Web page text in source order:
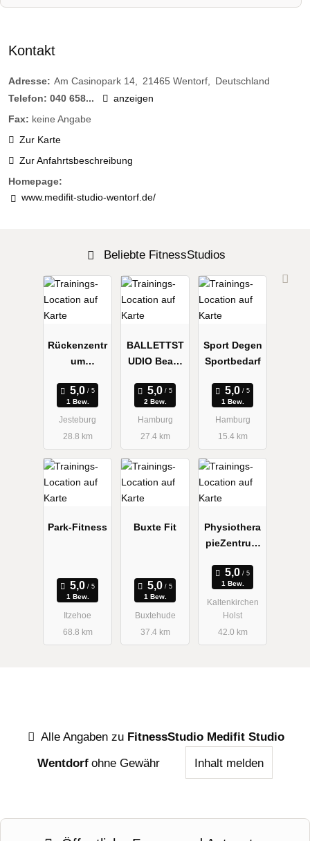
Kontakt
Adresse: Am Casinopark 14 21465 Wentorf
Deutschland
Telefon: 040 658...
anzeigen
Fax: keine Angabe
Zur Karte
Zur Anfahrtsbeschreibung
Homepage:
www.medifit-studio-wentorf.de/
Beliebte FitnessStudios
Rückenzentr
um
1 Bew.
Jesteburg
28.8 km
BALLETTST
UDIO Beate
Preuß
2 Bew.
Hamburg
27.4 km
Sport Degen
Sportbedarf
1 Bew.
Hamburg
15.4 km
Park-Fitness
1 Bew.
Itzehoe
68.8 km
Buxte Fit
1 Bew.
Buxtehude
37.4 km
Physiothera
pieZentrum
1 Bew.
Kaltenkirchen
Holst
42.0 km
Alle Angaben zu FitnessStudio Medifit Studio
Wentdorf ohne Gewähr Inhalt melden